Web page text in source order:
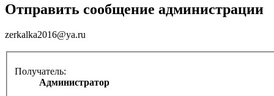
Отправить сообщение администрации
zerkalka2016@ya.ru
Получатель:
Администратор